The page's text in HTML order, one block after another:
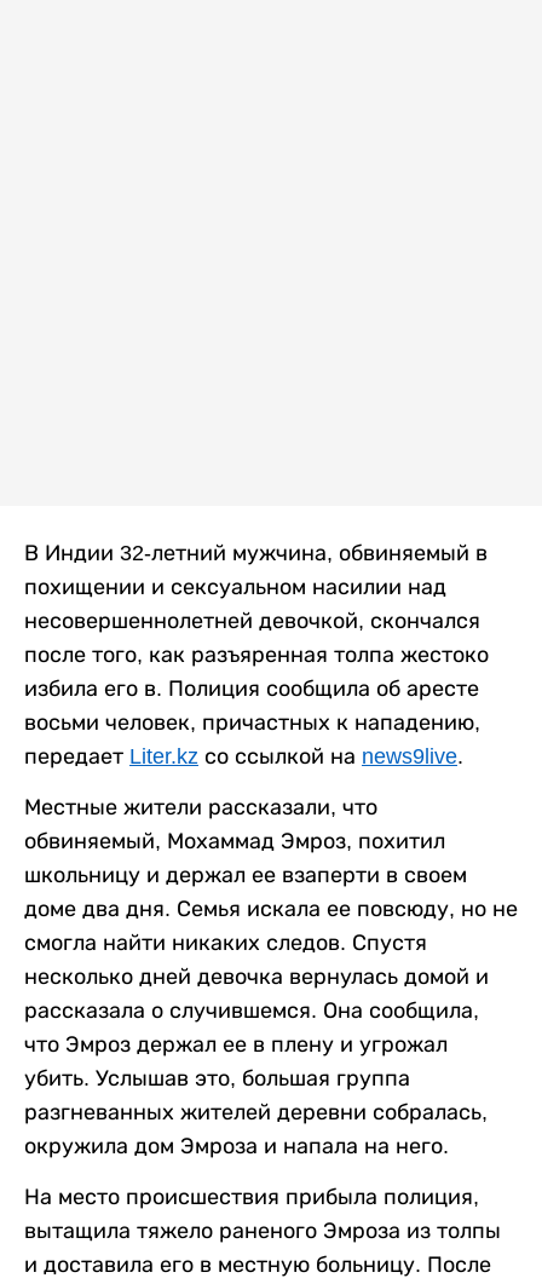
В Индии 32-летний мужчина, обвиняемый в
похищении и сексуальном насилии над
несовершеннолетней девочкой, скончался
после того, как разъяренная толпа жестоко
избила его в. Полиция сообщила об аресте
восьми человек, причастных к нападению,
передает Liter.kz со ссылкой на news9live.
Местные жители рассказали, что
обвиняемый, Мохаммад Эмроз, похитил
школьницу и держал ее взаперти в своем
доме два дня. Семья искала ее повсюду, но не
смогла найти никаких следов. Спустя
несколько дней девочка вернулась домой и
рассказала о случившемся. Она сообщила,
что Эмроз держал ее в плену и угрожал
убить. Услышав это, большая группа
разгневанных жителей деревни собралась,
окружила дом Эмроза и напала на него.
На место происшествия прибыла полиция,
вытащила тяжело раненого Эмроза из толпы
и доставила его в местную больницу. После